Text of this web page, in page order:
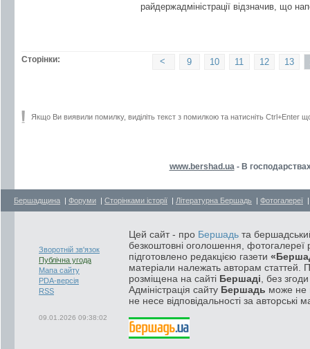
райдержадміністрації відзначив, що
Сторінки: 13
12
11
10
9
<
Якщо Ви виявили помилку, виділіть текст з помилкою та натисніть Ctrl+Enter
www.bershad.ua - В
Бершадщина | Форуми | Сторінками історії | Літературна Бершадь | Фотогалереї
Зворотній зв'язок
Публічна угода
Мапа сайту
PDA-версія
RSS
09.01.2026 09:38:02
Цей сайт - про Бершадь та
безкоштовні оголошення, фотогалереї
підготовлено редакцією газети
матеріали належать авторам статтей.
розміщена на сайті Бершаді , без
Адміністрація сайту Бершадь може не
не несе відповідальності за авторські